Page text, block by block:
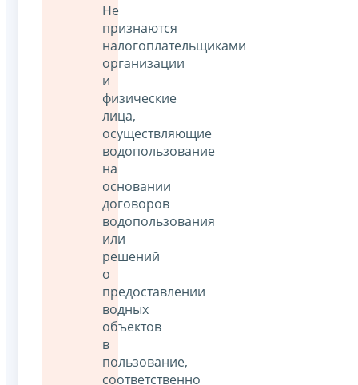
Не
признаются
налогоплательщиками
организации
и
физические
лица,
осуществляющие
водопользование
на
основании
договоров
водопользования
или
решений
о
предоставлении
водных
объектов
в
пользование,
соответственно